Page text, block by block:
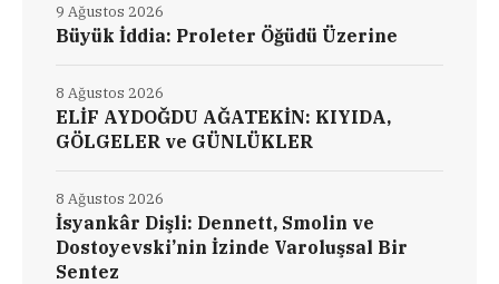
Büyük İddia: Proleter Öğüdü Üzerine
9 Ağustos 2026
ELİF AYDOĞDU AĞATEKİN: KIYIDA,
GÖLGELER ve GÜNLÜKLER
8 Ağustos 2026
İsyankâr Dişli: Dennett, Smolin ve
Dostoyevski’nin İzinde Varoluşsal Bir
Sentez
8 Ağustos 2026